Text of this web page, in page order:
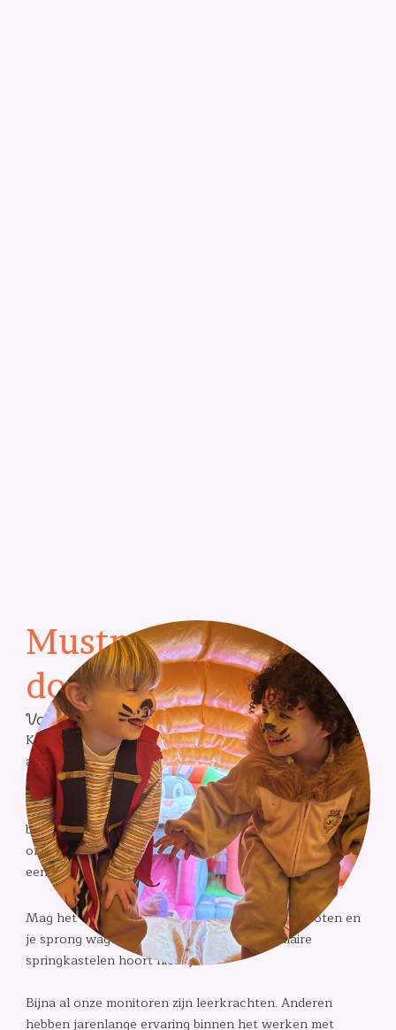
Mustmove
doekampen
Van lekker actief tot lekker creatief!
Kampen met lachkrampen? Mustmove brengt altijd
amusement in de tent!
Wij garanderen je een onvergetelijke tijd tjokvol
beweging, plezier en creativiteit. Een potje koken, we
ontdekken samen je knutseltalent en mengen dat met
een portie sport en spel.
Mag het wat wilder? Ook een spelletje lasershooten en
je sprong wagen op één van onze spectaculaire
springkastelen hoort hierbij.
Bijna al onze monitoren zijn leerkrachten. Anderen
hebben jarenlange ervaring binnen het werken met